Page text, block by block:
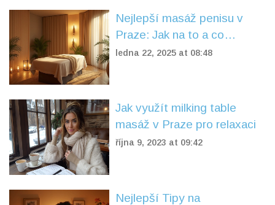
Nejlepší masáž penisu v
Praze: Jak na to a co
očekávat
ledna 22, 2025 at 08:48
Jak využít milking table
masáž v Praze pro relaxaci
října 9, 2023 at 09:42
Nejlepší Tipy na